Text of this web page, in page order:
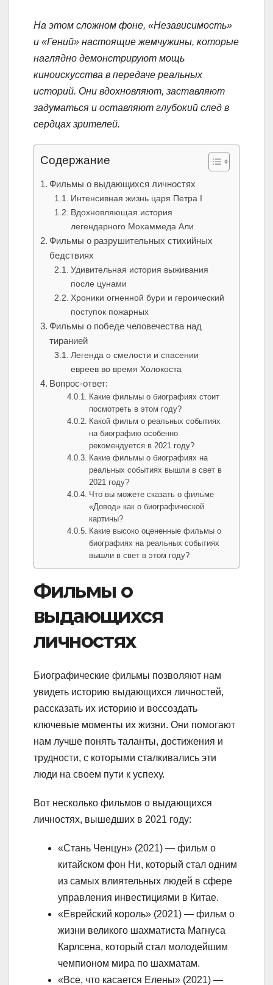
На этом сложном фоне, «Независимость»
и «Гений» настоящие жемчужины, которые
наглядно демонстрируют мощь
киноискусства в передаче реальных
историй. Они вдохновляют, заставляют
задуматься и оставляют глубокий след в
сердцах зрителей.
Содержание
Фильмы о выдающихся личностях
Интенсивная жизнь царя Петра I
Вдохновляющая история
легендарного Мохаммеда Али
Фильмы о разрушительных стихийных
бедствиях
Удивительная история выживания
после цунами
Хроники огненной бури и героический
поступок пожарных
Фильмы о победе человечества над
тиранией
Легенда о смелости и спасении
евреев во время Холокоста
Вопрос-ответ:
Какие фильмы о биографиях стоит
посмотреть в этом году?
Какой фильм о реальных событиях
на биографию особенно
рекомендуется в 2021 году?
Какие фильмы о биографиях на
реальных событиях вышли в свет в
2021 году?
Что вы можете сказать о фильме
«Довод» как о биографической
картины?
Какие высоко оцененные фильмы о
биографиях на реальных событиях
вышли в свет в этом году?
Фильмы о
выдающихся
личностях
Биографические фильмы позволяют нам
увидеть историю выдающихся личностей,
рассказать их историю и воссоздать
ключевые моменты их жизни. Они помогают
нам лучше понять таланты, достижения и
трудности, с которыми сталкивались эти
люди на своем пути к успеху.
Вот несколько фильмов о выдающихся
личностях, вышедших в 2021 году:
«Стань Ченцун» (2021) — фильм о
китайском фон Ни, который стал одним
из самых влиятельных людей в сфере
управления инвестициями в Китае.
«Еврейский король» (2021) — фильм о
жизни великого шахматиста Магнуса
Карлсена, который стал молодейшим
чемпионом мира по шахматам.
«Все, что касается Елены» (2021) —